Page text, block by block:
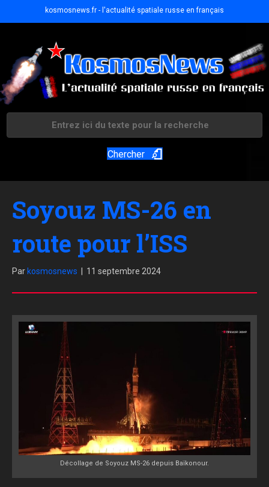
kosmosnews.fr - l'actualité spatiale russe en français
Chercher
Soyouz MS-26 en
route pour l’ISS
Par kosmosnews 11 septembre 2024
Décollage de Soyouz MS-26 depuis Baïkonour.